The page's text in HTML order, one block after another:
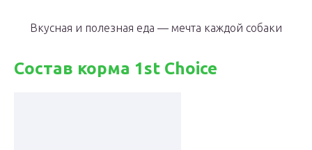
Вкусная и полезная еда — мечта каждой собаки
Состав корма 1st Choice